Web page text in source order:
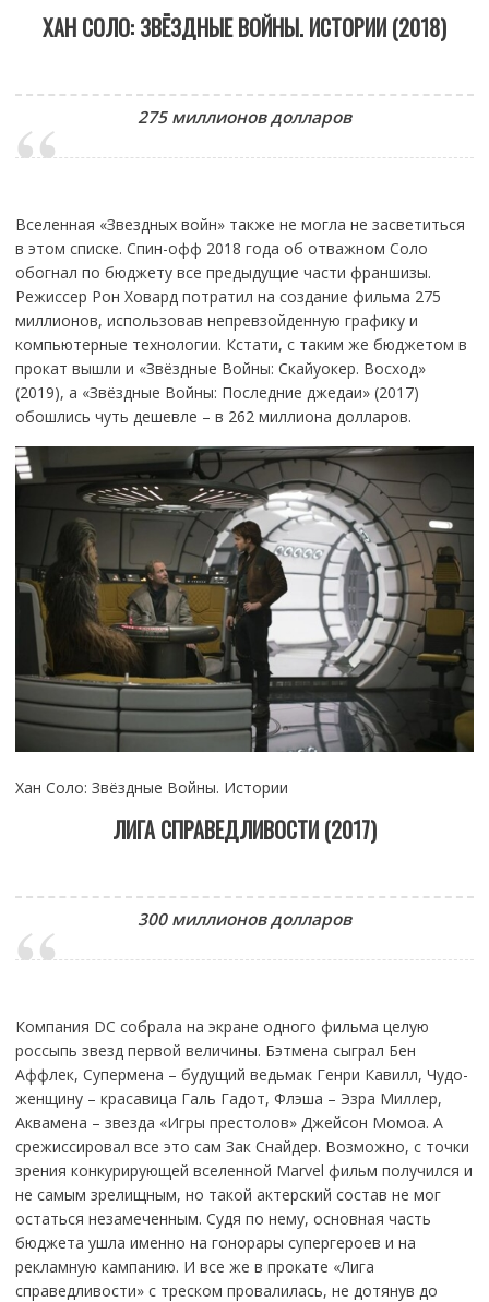
ХАН СОЛО: ЗВЁЗДНЫЕ ВОЙНЫ. ИСТОРИИ (2018)
275 миллионов долларов
Вселенная «Звездных войн» также не могла не засветиться
в этом списке. Спин-офф 2018 года об отважном Соло
обогнал по бюджету все предыдущие части франшизы.
Режиссер Рон Ховард потратил на создание фильма 275
миллионов, использовав непревзойденную графику и
компьютерные технологии. Кстати, с таким же бюджетом в
прокат вышли и «Звёздные Войны: Скайуокер. Восход»
(2019), а «Звёздные Войны: Последние джедаи» (2017)
обошлись чуть дешевле – в 262 миллиона долларов.
Хан Соло: Звёздные Войны. Истории
ЛИГА СПРАВЕДЛИВОСТИ (2017)
300 миллионов долларов
Компания DC собрала на экране одного фильма целую
россыпь звезд первой величины. Бэтмена сыграл Бен
Аффлек, Супермена – будущий ведьмак Генри Кавилл, Чудо-
женщину – красавица Галь Гадот, Флэша – Эзра Миллер,
Аквамена – звезда «Игры престолов» Джейсон Момоа. А
срежиссировал все это сам Зак Снайдер. Возможно, с точки
зрения конкурирующей вселенной Marvel фильм получился и
не самым зрелищным, но такой актерский состав не мог
остаться незамеченным. Судя по нему, основная часть
бюджета ушла именно на гонорары супергероев и на
рекламную кампанию. И все же в прокате «Лига
справедливости» с треском провалилась, не дотянув до